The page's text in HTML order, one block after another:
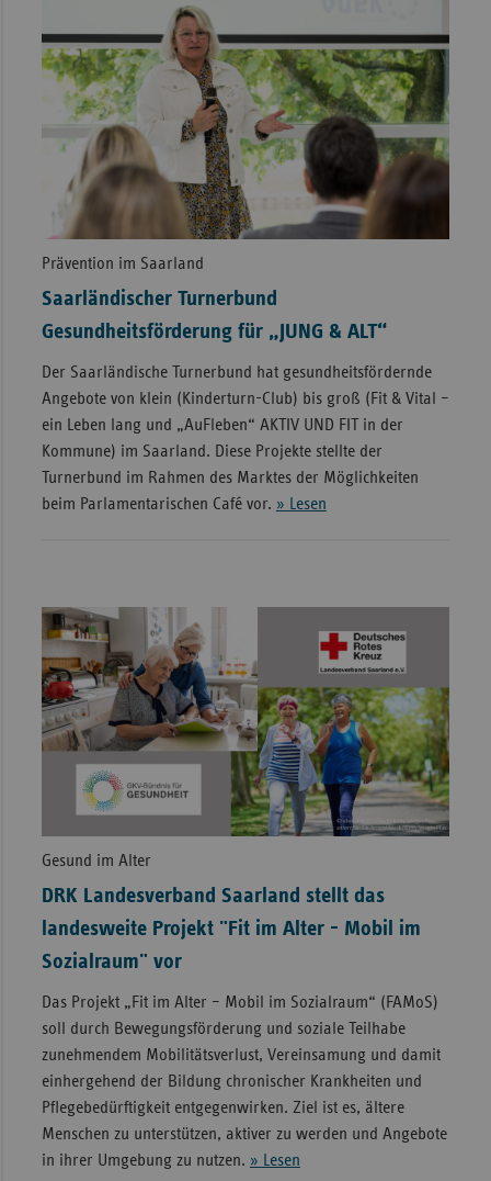
Prävention im Saarland
Saarländischer Turnerbund
Gesundheitsförderung für „JUNG & ALT“
Der Saarländische Turnerbund hat gesundheitsfördernde
Angebote von klein (Kinderturn-Club) bis groß (Fit & Vital –
ein Leben lang und „AuFleben“ AKTIV UND FIT in der
Kommune) im Saarland. Diese Projekte stellte der
Turnerbund im Rahmen des Marktes der Möglichkeiten
beim Parlamentarischen Café vor. » Lesen
Gesund im Alter
DRK Landesverband Saarland stellt das
landesweite Projekt "Fit im Alter - Mobil im
Sozialraum" vor
Das Projekt „Fit im Alter – Mobil im Sozialraum“ (FAMoS)
soll durch Bewegungsförderung und soziale Teilhabe
zunehmendem Mobilitätsverlust, Vereinsamung und damit
einhergehend der Bildung chronischer Krankheiten und
Pflegebedürftigkeit entgegenwirken. Ziel ist es, ältere
Menschen zu unterstützen, aktiver zu werden und Angebote
in ihrer Umgebung zu nutzen. » Lesen